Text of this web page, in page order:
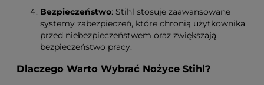
Bezpieczeństwo: Stihl stosuje zaawansowane
systemy zabezpieczeń, które chronią użytkownika
przed niebezpieczeństwem oraz zwiększają
bezpieczeństwo pracy.
Dlaczego Warto Wybrać Nożyce Stihl?